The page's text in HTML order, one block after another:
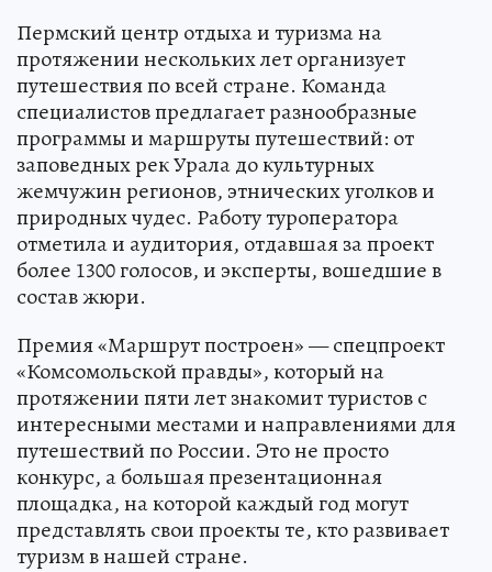
Пермский центр отдыха и туризма на
протяжении нескольких лет организует
путешествия по всей стране. Команда
специалистов предлагает разнообразные
программы и маршруты путешествий: от
заповедных рек Урала до культурных
жемчужин регионов, этнических уголков и
природных чудес. Работу туроператора
отметила и аудитория, отдавшая за проект
более 1300 голосов, и эксперты, вошедшие в
состав жюри.
Премия «Маршрут построен» — спецпроект
«Комсомольской правды», который на
протяжении пяти лет знакомит туристов с
интересными местами и направлениями для
путешествий по России. Это не просто
конкурс, а большая презентационная
площадка, на которой каждый год могут
представлять свои проекты те, кто развивает
туризм в нашей стране.